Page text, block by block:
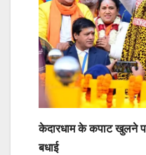
केदारधाम के कपाट खुलने
बधाई